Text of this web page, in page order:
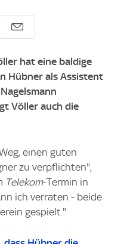
hat eine baldige
Hübner als Assistent
Völler auch die
einen guten
zu verpflichten",
Telekom-Termin in
ich verraten - beide
gespielt."